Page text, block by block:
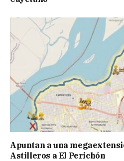
Apuntan a una
Astilleros a El Perichón